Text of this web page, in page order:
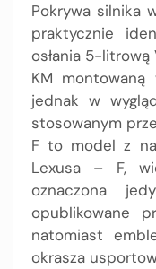
Pokrywa silnika
praktycznie
osłania 5-
KM
jednak w
stosowanym
F to model z
Lexusa – F,
oznaczona
opublikowane
natomiast
okrasza